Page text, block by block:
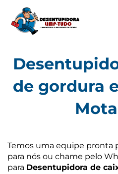
de gordura
Temos uma equipe pronta
para nós ou chame pelo
para Desentupidora de